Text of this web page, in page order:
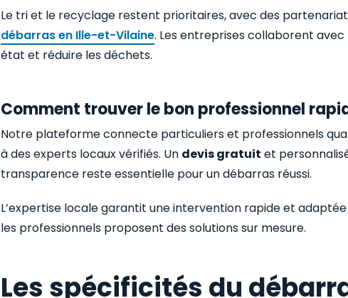
Le tri et le recyclage restent prioritaires, avec des
débarras en Ille-et-Vilaine. Les entreprises collaborent
état et réduire les déchets.
Comment trouver le bon professionnel
Notre plateforme connecte particuliers et professionnels
à des experts locaux vérifiés. Un devis gratuit et
transparence reste essentielle pour un débarras réussi.
L’expertise locale garantit une intervention rapide et
les professionnels proposent des solutions sur mesure.
Les spécificités du